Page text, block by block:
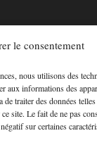
le consentement
nous utilisons des
aux informations des
de traiter des données
site. Le fait de ne pas
sur certaines